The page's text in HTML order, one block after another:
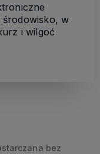
w
i wilgoć
bez